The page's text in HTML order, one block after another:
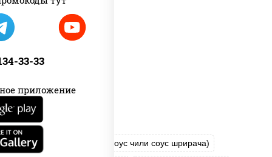
33-33
приложение
рис
соус "Спайс" (майонез соус чили соус шрирача)